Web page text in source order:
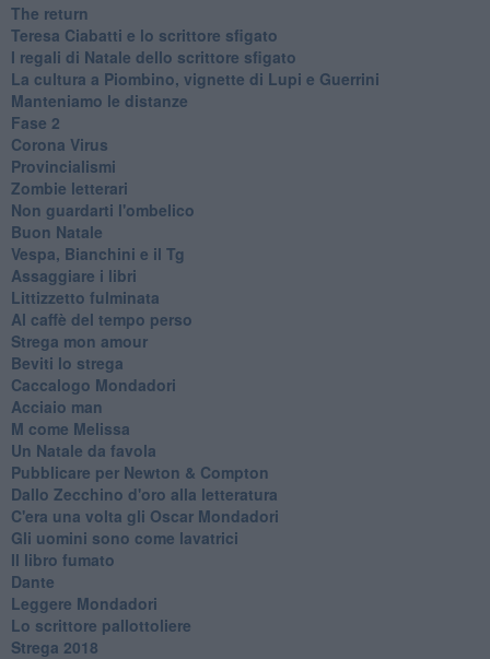
The return
Teresa Ciabatti e lo scrittore sfigato
I regali di Natale dello scrittore sfigato
La cultura a Piombino, vignette di Lupi e Guerrini
Manteniamo le distanze
Fase 2
Corona Virus
Provincialismi
Zombie letterari
Non guardarti l'ombelico
Buon Natale
Vespa, Bianchini e il Tg
Assaggiare i libri
Littizzetto fulminata
Al caffè del tempo perso
Strega mon amour
Beviti lo strega
Caccalogo Mondadori
Acciaio man
M come Melissa
Un Natale da favola
Pubblicare per Newton & Compton
Dallo Zecchino d'oro alla letteratura
C'era una volta gli Oscar Mondadori
Gli uomini sono come lavatrici
Il libro fumato
Dante
Leggere Mondadori
Lo scrittore pallottoliere
Strega 2018